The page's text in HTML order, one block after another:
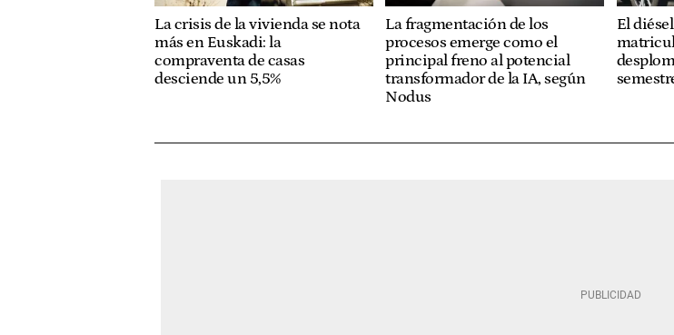
La crisis de la vivienda se nota
más en Euskadi: la
compraventa de casas
desciende un 5,5%
La fragmentación de los
procesos emerge como el
principal freno al potencial
transformador de la IA, según
Nodus
El